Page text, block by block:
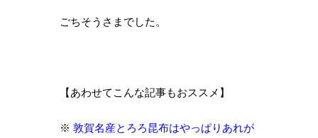
ごちそうさまでした。
【あわせてこんな記事もおススメ】
※ 敦賀名産とろろ昆布はやっぱりあれが